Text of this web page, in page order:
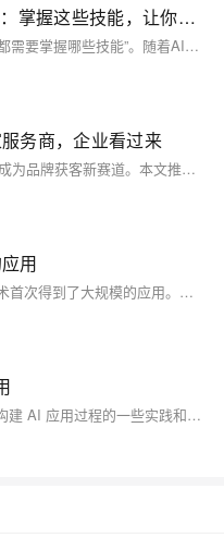
【微笑讲堂】AI时代的Geo优化：掌握这些技能，让你的内容被智能引擎“偏爱”
大家好，我是微笑老师！本期讲解“Geo都需要掌握哪些技能”。随着AI搜索兴起，GEO（生成式引擎优化）正取代传统SEO，核心在于让内容被AI“读懂、信任、引用”。需掌握四大技能：结构化数据工程、多模态语义对齐、动态知识图谱运维、权威信源建设。从“被找到”到“被引用”，GEO与SEO融合进化，助力内容在AI时代脱颖而出。未来已来，你准备好了吗？
务商，企业看过来
随着AI普及，GEO（生成式引擎优化）成为品牌获客新赛道。本文推荐10家优质GEO服务商，涵盖内容优化、流量提升、合规风控等方向，助力企业提升在DeepSeek、豆包等AI模型中的曝光与推荐，实现智能时代的精准增长。
用
在本届双11中，深度学习和强化学习技术首次得到了大规模的应用。针对双11当天的大流量、高并发的场景，阿里创造性的提出了基于强化学习的实收搜索/推荐排序策略决策模型等技术。本文结合了本届双11搜索和推荐场景详细介绍了电商搜索推荐的技术演变、阿里搜索推荐的新技术体系以及未来发展方向。
本文将和大家分享过去一年在支持企业构建 AI 应用过程的一些实践和思考。